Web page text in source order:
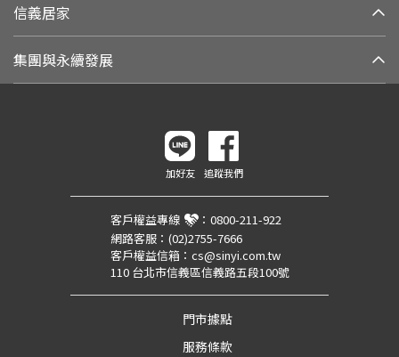
信義居家
集團與永續發展
加好友 追蹤我們
客戶權益專線 ： 0800-211-922
網路客服： (02)2755-7666
客戶權益信箱： cs@sinyi.com.tw
110 台北市信義區信義路五段100號
門市據點
服務條款